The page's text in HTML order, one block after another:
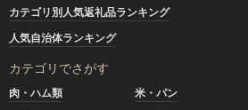
カテゴリ別人気返礼品ランキング
人気自治体ランキング
カテゴリでさがす
肉・ハム類 米・パン